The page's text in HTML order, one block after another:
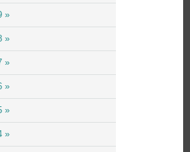
»
»
»
»
»
»